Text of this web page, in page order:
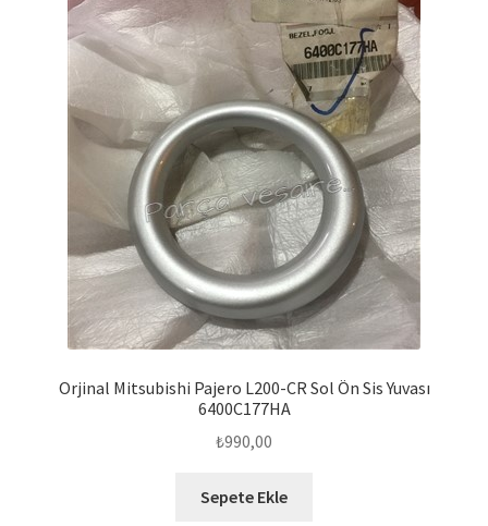
Orjinal Mitsubishi Pajero L200-CR Sol Ön Sis Yuvası
6400C177HA
₺990,00
Sepete Ekle